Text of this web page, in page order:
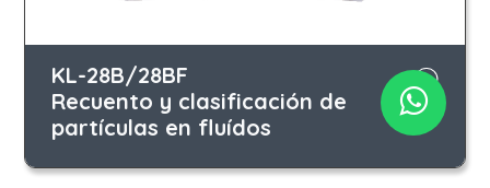
KL-28B/28BF
Recuento y clasificación de
partículas en fluídos